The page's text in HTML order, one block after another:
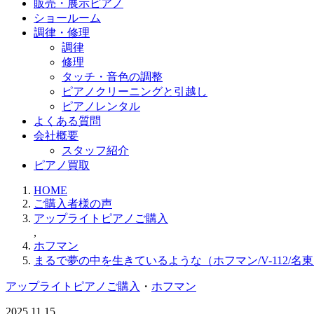
販売・展示ピアノ
ショールーム
調律・修理
調律
修理
タッチ・音色の調整
ピアノクリーニングと引越し
ピアノレンタル
よくある質問
会社概要
スタッフ紹介
ピアノ買取
HOME
ご購入者様の声
アップライトピアノご購入
,
ホフマン
まるで夢の中を生きているような（ホフマン/V-112/名
アップライトピアノご購入 ・ ホフマン
2025.11.15